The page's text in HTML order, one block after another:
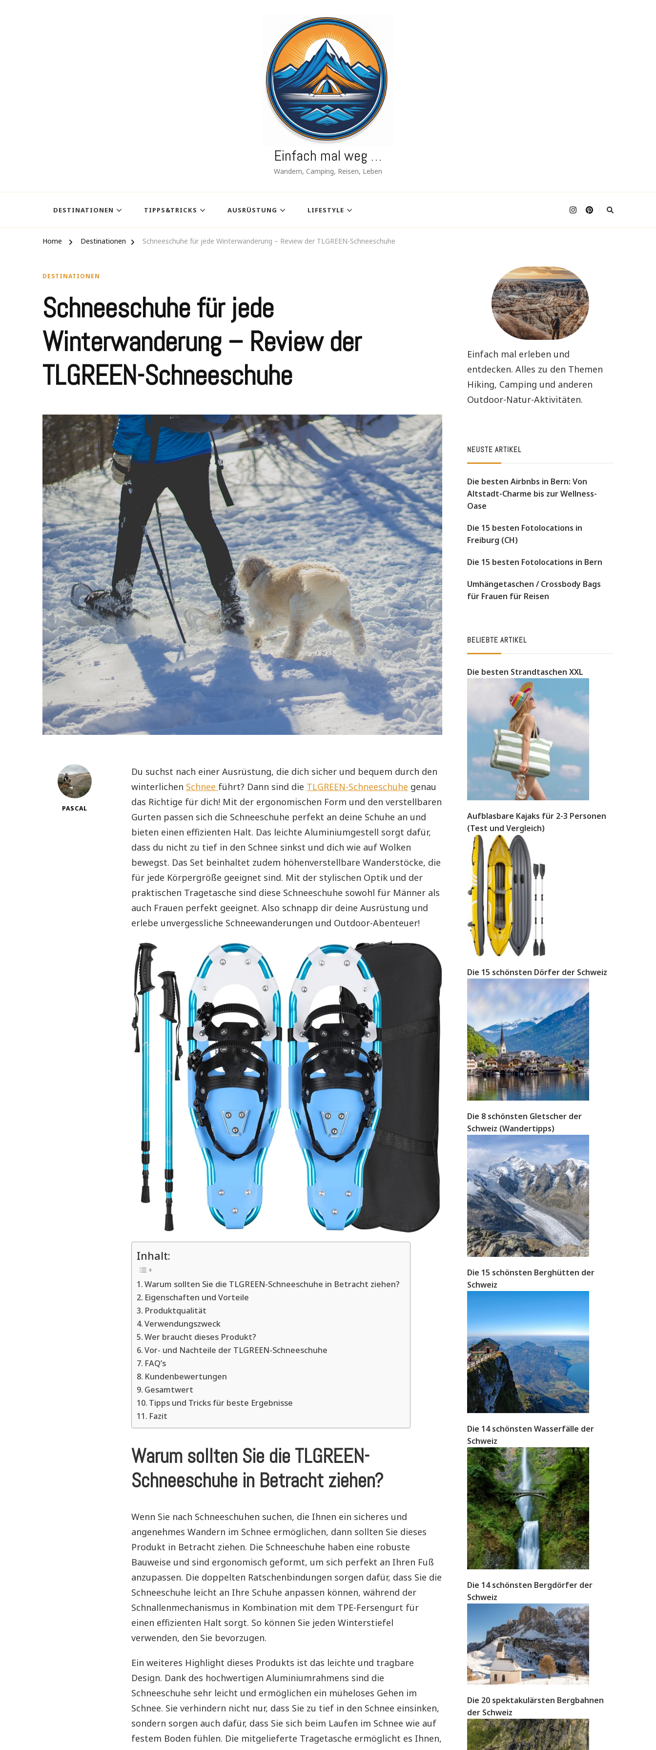
Einfach mal weg …
Wandern, Camping, Reisen, Leben
DESTINATIONEN TIPPS&TRICKS AUSRÜSTUNG LIFESTYLE
Home Destinationen Schneeschuhe für jede Winterwanderung – Review der TLGREEN-Schneeschuhe
DESTINATIONEN
Schneeschuhe für jede
Winterwanderung – Review der
TLGREEN-Schneeschuhe
PASCAL
Du suchst nach einer Ausrüstung, die dich sicher und bequem durch den
winterlichen Schnee führt? Dann sind die TLGREEN-Schneeschuhe genau
das Richtige für dich! Mit der ergonomischen Form und den verstellbaren
Gurten passen sich die Schneeschuhe perfekt an deine Schuhe an und
bieten einen effizienten Halt. Das leichte Aluminiumgestell sorgt dafür,
dass du nicht zu tief in den Schnee sinkst und dich wie auf Wolken
bewegst. Das Set beinhaltet zudem höhenverstellbare Wanderstöcke, die
für jede Körpergröße geeignet sind. Mit der stylischen Optik und der
praktischen Tragetasche sind diese Schneeschuhe sowohl für Männer als
auch Frauen perfekt geeignet. Also schnapp dir deine Ausrüstung und
erlebe unvergessliche Schneewanderungen und Outdoor-Abenteuer!
Inhalt:
Warum sollten Sie die TLGREEN-Schneeschuhe in Betracht ziehen?
Eigenschaften und Vorteile
Produktqualität
Verwendungszweck
Wer braucht dieses Produkt?
Vor- und Nachteile der TLGREEN-Schneeschuhe
FAQ’s
Kundenbewertungen
Gesamtwert
Tipps und Tricks für beste Ergebnisse
Fazit
Warum sollten Sie die TLGREEN-
Schneeschuhe in Betracht ziehen?
Wenn Sie nach Schneeschuhen suchen, die Ihnen ein sicheres und
angenehmes Wandern im Schnee ermöglichen, dann sollten Sie dieses
Produkt in Betracht ziehen. Die Schneeschuhe haben eine robuste
Bauweise und sind ergonomisch geformt, um sich perfekt an Ihren Fuß
anzupassen. Die doppelten Ratschenbindungen sorgen dafür, dass Sie die
Schneeschuhe leicht an Ihre Schuhe anpassen können, während der
Schnallenmechanismus in Kombination mit dem TPE-Fersengurt für
einen effizienten Halt sorgt. So können Sie jeden Winterstiefel
verwenden, den Sie bevorzugen.
Ein weiteres Highlight dieses Produkts ist das leichte und tragbare
Design. Dank des hochwertigen Aluminiumrahmens sind die
Schneeschuhe sehr leicht und ermöglichen ein müheloses Gehen im
Schnee. Sie verhindern nicht nur, dass Sie zu tief in den Schnee einsinken,
sondern sorgen auch dafür, dass Sie sich beim Laufen im Schnee wie auf
festem Boden fühlen. Die mitgelieferte Tragetasche ermöglicht es Ihnen,
Einfach mal erleben und
entdecken. Alles zu den Themen
Hiking, Camping und anderen
Outdoor-Natur-Aktivitäten.
NEUSTE ARTIKEL
Die besten Airbnbs in Bern: Von
Altstadt-Charme bis zur Wellness-
Oase
Die 15 besten Fotolocations in
Freiburg (CH)
Die 15 besten Fotolocations in Bern
Umhängetaschen / Crossbody Bags
für Frauen für Reisen
BELIEBTE ARTIKEL
Die besten Strandtaschen XXL
Aufblasbare Kajaks für 2-3 Personen
(Test und Vergleich)
Die 15 schönsten Dörfer der Schweiz
Die 8 schönsten Gletscher der
Schweiz (Wandertipps)
Die 15 schönsten Berghütten der
Schweiz
Die 14 schönsten Wasserfälle der
Schweiz
Die 14 schönsten Bergdörfer der
Schweiz
Die 20 spektakulärsten Bergbahnen
der Schweiz